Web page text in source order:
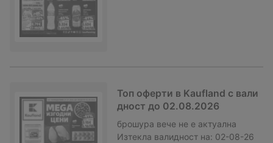
Топ оферти в Kaufland с вали
дност до 02.08.2026
брошура вече не е актуална
Изтекла валидност на: 02-08-26